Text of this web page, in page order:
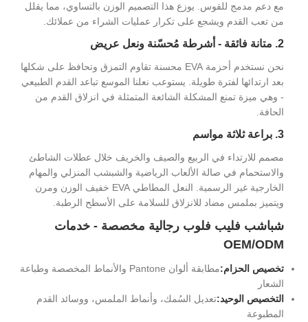
مع دعم مدمج للقوس. يوزع هذا التصميم الوزن بالتساوي، مما يقلل
من تعب القدم ويشجع على تكرار عمليات الشراء من عملائك.
2. متانة فائقة - أشرطة مُحسّنة ونعل عريض
نحن نستخدم أحزمة EVA محسنة تقاوم التمزق وتحافظ على شكلها
بعد ارتدائها لفترة طويلة. يستوعب نعلنا الموسع تباعد القدم الطبيعي
- وهي ميزة تمنع المشكلة الشائعة المتمثلة في انزلاق القدم من
الحافة.
3. براعة ثلاثة مواسم
مصمم للارتداء في الربيع والصيف والخريف خلال عطلات الشاطئ
والاستحمام في صالة الألعاب الرياضية والشبشب المنزلي والمهام
الخارجية غير الرسمية. النعل المطاطي EVA خفيف الوزن ومرن
ويتميز بملمس مضاد للانزلاق للسلامة على الأسطح الرطبة.
شباشب فليب فلوب رجالية مخصصة - خدمات
OEM/ODM
تخصيص الحزام:
مطابقة ألوان Pantone والأنماط المخصصة وطباعة
الشعار
التخصيص الوحيد:تعديل السُمك، وأنماط الملمس، ووسائد القدم
المطبوعة